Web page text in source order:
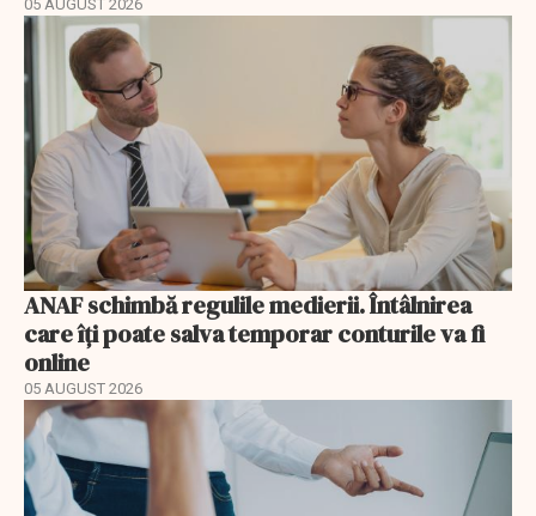
05 AUGUST 2026
ANAF schimbă regulile medierii. Întâlnirea
care îți poate salva temporar conturile va fi
online
05 AUGUST 2026